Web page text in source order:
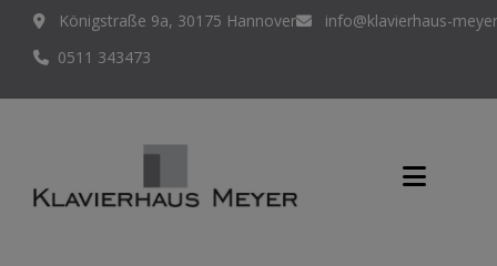
Königstraße 9a, 30175 Hannover
0511 343473
info@klavierhaus-